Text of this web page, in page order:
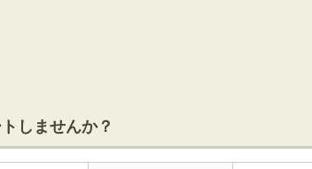
しませんか？